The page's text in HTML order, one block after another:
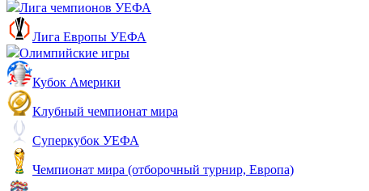
Лига чемпионов УЕФА
Лига Европы УЕФА
Олимпийские игры
Кубок Америки
Клубный чемпионат мира
Суперкубок УЕФА
Чемпионат мира (отборочный турнир, Европа)